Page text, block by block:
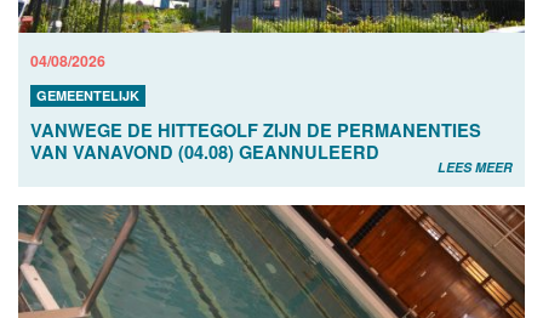
04/08/2026
GEMEENTELIJK
VANWEGE DE HITTEGOLF ZIJN DE PERMANENTIES
VAN VANAVOND (04.08) GEANNULEERD
LEES MEER